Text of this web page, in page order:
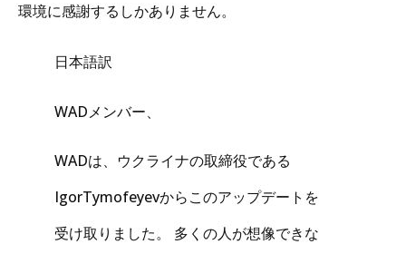
環境に感謝するしかありません。
日本語訳
WADメンバー、
WADは、ウクライナの取締役である
IgorTymofeyevからこのアップデートを
受け取りました。 多くの人が想像できな